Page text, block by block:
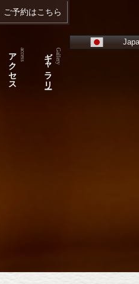
ご予約はこちら
アクセス access ギャラリー Gallery